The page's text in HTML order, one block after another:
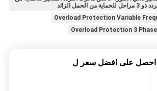
الزائد
Overload Protection Variable
Overload Protection 3
احصل على افضل سعر ل